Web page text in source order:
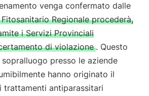
venga confermato dalle
Regionale procederà,
i Servizi Provinciali
di violazione . Questo
presso le aziende
hanno originato il
trattamenti antiparassitari